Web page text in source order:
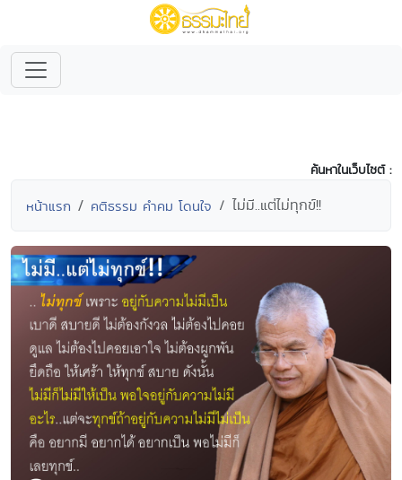
ค้นหาในเว็บไซต์ :
หน้าแรก คติธรรม คำคม โดนใจ ไม่มี..แต่ไม่ทุกข์!!